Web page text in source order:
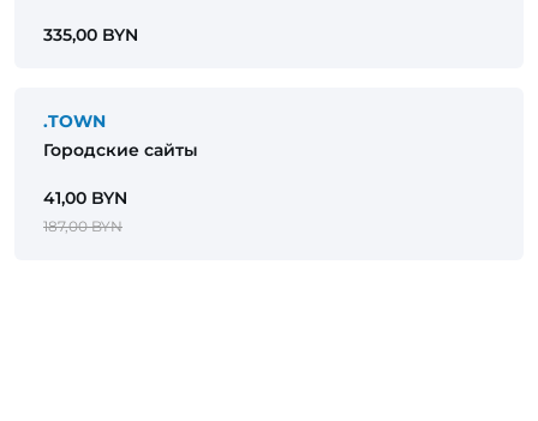
335,00 BYN
.TOWN
Городские сайты
41,00 BYN
187,00 BYN